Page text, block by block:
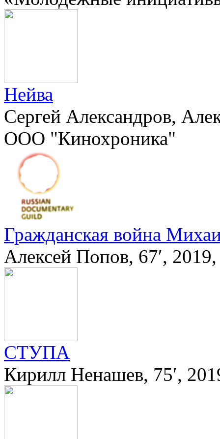
Нейва
Сергей Александров,
ООО "Кинохроника"
Гражданская война
Алексей Попов, 67′,
СТУПА
Кирилл Ненашев, 75′,